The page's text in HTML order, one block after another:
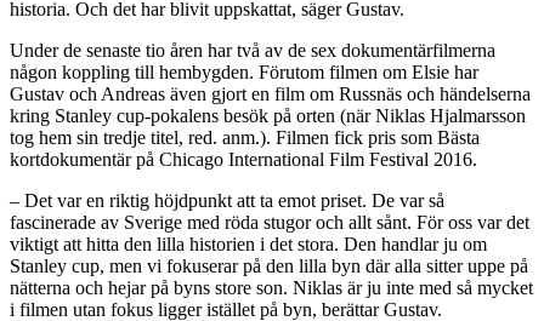
historia. Och det har blivit uppskattat, säger Gustav.
Under de senaste tio åren har två av de sex dokumentärfilmerna
någon koppling till hembygden. Förutom filmen om Elsie har
Gustav och Andreas även gjort en film om Russnäs och händelserna
kring Stanley cup-pokalens besök på orten (när Niklas Hjalmarsson
tog hem sin tredje titel, red. anm.). Filmen fick pris som Bästa
kortdokumentär på Chicago International Film Festival 2016.
– Det var en riktig höjdpunkt att ta emot priset. De var så
fascinerade av Sverige med röda stugor och allt sånt. För oss var det
viktigt att hitta den lilla historien i det stora. Den handlar ju om
Stanley cup, men vi fokuserar på den lilla byn där alla sitter uppe på
nätterna och hejar på byns store son. Niklas är ju inte med så mycket
i filmen utan fokus ligger istället på byn, berättar Gustav.